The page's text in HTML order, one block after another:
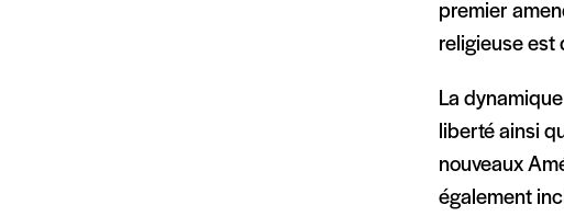
premier
religieuse est
La
liberté ainsi
nouveaux
également